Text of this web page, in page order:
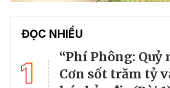
ĐỌC NHIỀU
1
“Phí Phông:
Cơn sốt trăm tỷ